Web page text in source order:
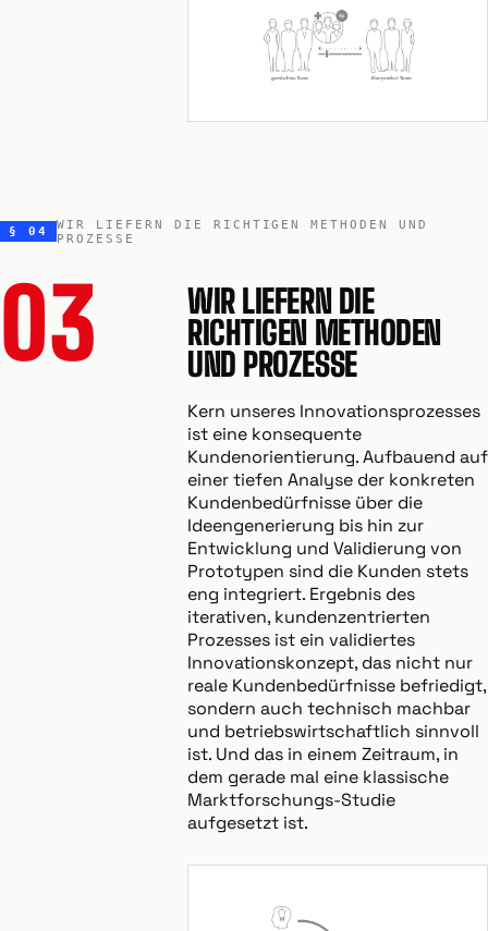
§ 04
WIR LIEFERN DIE RICHTIGEN METHODEN UND
PROZESSE
03
WIR LIEFERN DIE
RICHTIGEN METHODEN
UND PROZESSE
Kern unseres Innovationsprozesses
ist eine konsequente
Kundenorientierung. Aufbauend auf
einer tiefen Analyse der konkreten
Kundenbedürfnisse über die
Ideengenerierung bis hin zur
Entwicklung und Validierung von
Prototypen sind die Kunden stets
eng integriert. Ergebnis des
iterativen, kundenzentrierten
Prozesses ist ein validiertes
Innovationskonzept, das nicht nur
reale Kundenbedürfnisse befriedigt,
sondern auch technisch machbar
und betriebswirtschaftlich sinnvoll
ist. Und das in einem Zeitraum, in
dem gerade mal eine klassische
Marktforschungs-Studie
aufgesetzt ist.